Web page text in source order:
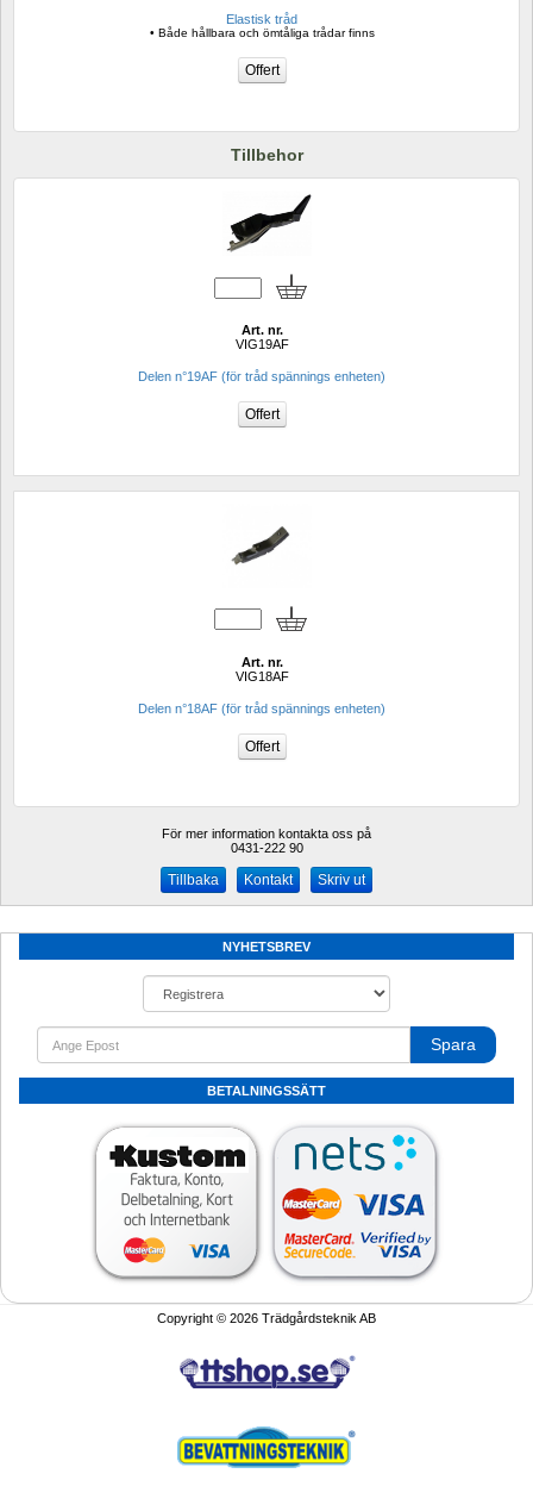
Elastisk tråd
• Både hållbara och ömtåliga trådar finns
Tillbehor
Art. nr.
VIG19AF
Delen n°19AF (för tråd spännings enheten)
Art. nr.
VIG18AF
Delen n°18AF (för tråd spännings enheten)
För mer information kontakta oss på
0431-222 90
Kontakt Skriv ut
NYHETSBREV
Spara
BETALNINGSSÄTT
Copyright © 2026 Trädgårdsteknik AB